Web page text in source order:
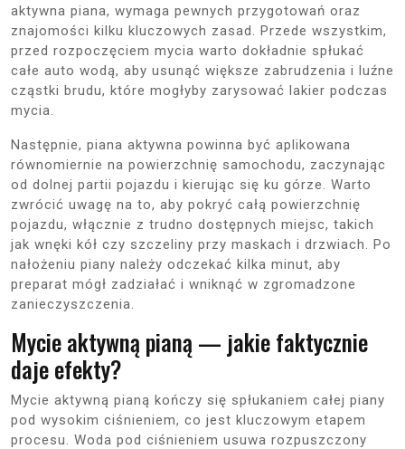
aktywna piana, wymaga pewnych przygotowań oraz
znajomości kilku kluczowych zasad. Przede wszystkim,
przed rozpoczęciem mycia warto dokładnie spłukać
całe auto wodą, aby usunąć większe zabrudzenia i luźne
cząstki brudu, które mogłyby zarysować lakier podczas
mycia.
Następnie, piana aktywna powinna być aplikowana
równomiernie na powierzchnię samochodu, zaczynając
od dolnej partii pojazdu i kierując się ku górze. Warto
zwrócić uwagę na to, aby pokryć całą powierzchnię
pojazdu, włącznie z trudno dostępnych miejsc, takich
jak wnęki kół czy szczeliny przy maskach i drzwiach. Po
nałożeniu piany należy odczekać kilka minut, aby
preparat mógł zadziałać i wniknąć w zgromadzone
zanieczyszczenia.
Mycie aktywną pianą — jakie faktycznie
daje efekty?
Mycie aktywną pianą kończy się spłukaniem całej piany
pod wysokim ciśnieniem, co jest kluczowym etapem
procesu. Woda pod ciśnieniem usuwa rozpuszczony